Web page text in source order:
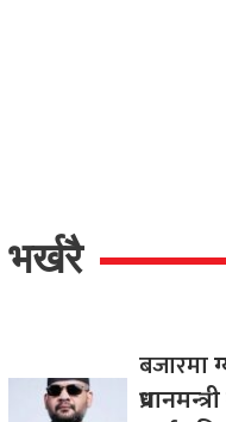
भर्खरै
बजारमा